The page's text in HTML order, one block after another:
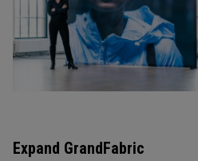
Expand GrandFabric